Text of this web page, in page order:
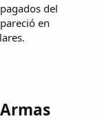
del
en